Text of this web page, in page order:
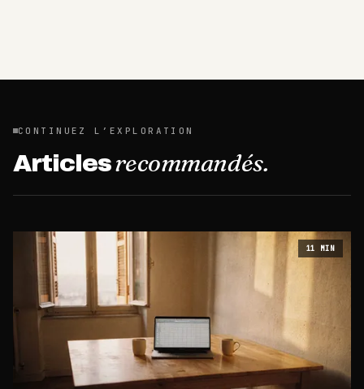
CONTINUEZ L’EXPLORATION
Articlesrecommandés.
11 MIN